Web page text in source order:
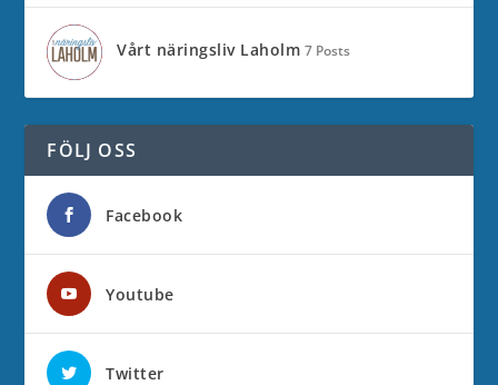
Vårt näringsliv Laholm 7 Posts
FÖLJ OSS
Facebook
Youtube
Twitter